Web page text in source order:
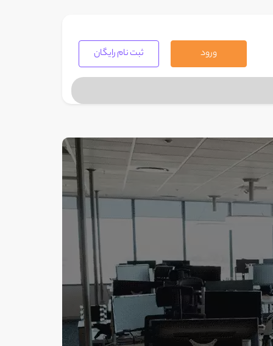
ورود ثبت نام رایگان